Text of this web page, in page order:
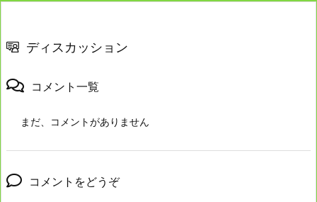
ディスカッション
コメント一覧
まだ、コメントがありません
コメントをどうぞ